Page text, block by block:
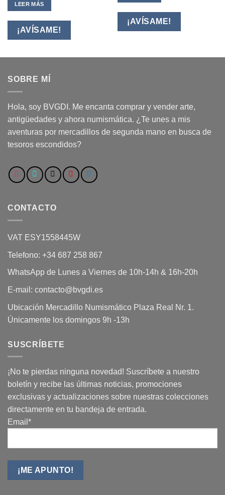
LEER MÁS
¡AVÍSAME!
¡AVÍSAME!
SOBRE MÍ
Hola, soy BVGDI. Me encanta comprar y vender arte,
antigüedades y ahora numismática. ¿Te unes a mis
aventuras por mercadillos de segunda mano en busca de
tesoros escondidos?
CONTACTO
VAT ESY1558445W
Telefono: +34 687 258 867
WhatsApp de Lunes a Viernes de 10h-14h & 16h-20h
E-mail: contacto@bvgdi.es
Ubicación Mercadillo Numismático Plaza Real Nr. 1.
Únicamente los domingos 9h -13h
SUSCRÍBETE
¡No te pierdas ninguna novedad! Suscríbete a nuestro
boletín y recibe las últimas noticias, promociones
exclusivas y actualizaciones sobre nuestras colecciones
directamente en tu bandeja de entrada.
Email*